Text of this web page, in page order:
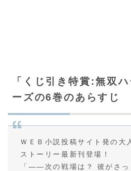
「くじ引き特賞:無双
ーズの6巻のあらすじ
ＷＥＢ小説投稿サイト発の大
ストーリー最新刊登場！
「――次の戦場は？ 彼がさっ